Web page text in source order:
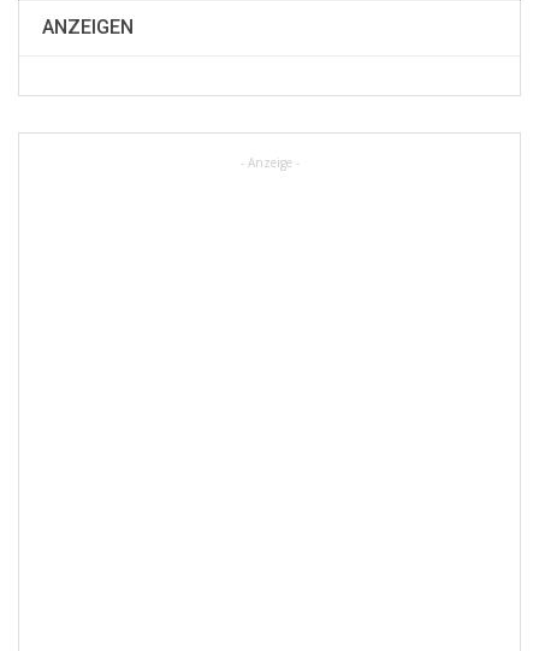
ANZEIGEN
- Anzeige -